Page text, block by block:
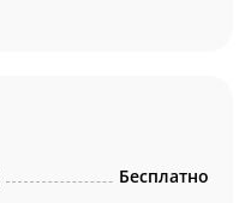
Бесплатно